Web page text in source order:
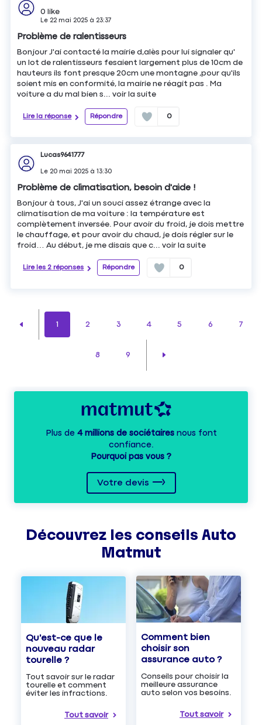
0 like
Le 22 mai 2025 à 23:37
Problème de ralentisseurs
Bonjour J'ai contacté la mairie d,alès pour lui signaler qu'
un lot de ralentisseurs fesaient largement plus de 10cm de
hauteurs ils font presque 20cm une montagne ,pour qu'ils
soient mis en conformité, la mairie ne réagit pas . Ma
voiture a du mal bien s...voir la suite
Lire la réponse Répondre 0
Lucas9641777
Le 20 mai 2025 à13:30
Problème de climatisation, besoin d'aide !
Bonjour à tous, J'ai un souci assez étrange avec la
climatisation de ma voiture : la température est
complètement inversée. Pour avoir du froid, je dois mettre
le chauffage, et pour avoir du chaud, je dois régler sur le
froid… Au début, je me disais que c...voir la suite
Lire les 2 réponses Répondre 0
1 2 3 4 5 6 7
8 9
Plus de 4 millions de sociétairesnous font
confiance.
Pourquoi pas vous ?
Votre devis
Découvrez les conseils Auto
Matmut
Qu'est-ce que le
nouveau radar
tourelle ?
Tout savoir sur le radar
tourelle et comment
éviter les infractions.
Tout savoir
Comment bien
choisir son
assurance auto ?
Conseils pour choisir la
meilleure assurance
auto selon vos besoins.
Tout savoir